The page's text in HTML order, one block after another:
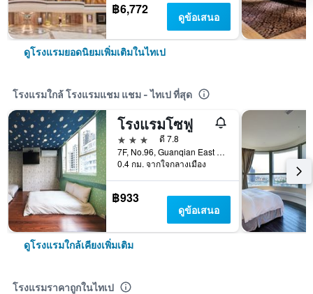
฿6,772 ดูข้อเสนอ
ดูโรงแรมยอดนิยมเพิ่มเติมในไทเป
โรงแรมใกล้ โรงแรมแชม แชม - ไทเป ที่สุด
โรงแรมโซฟู
3 ดาว
ดี 7.8
7F, No.96, Guanqian East Road, ไทเป, ไต้หวัน
0.4 กม. จากใจกลางเมือง
฿933
ดูข้อเสนอ
ดูโรงแรมใกล้เคียงเพิ่มเติม
โรงแรมราคาถูกในไทเป